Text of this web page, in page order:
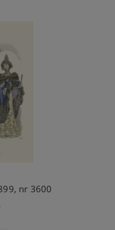
nr 3600